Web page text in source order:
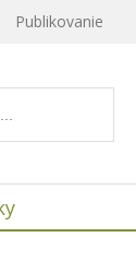
Publikovanie